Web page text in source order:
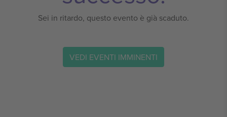
Sei in ritardo, questo evento è già scaduto.
VEDI EVENTI IMMINENTI